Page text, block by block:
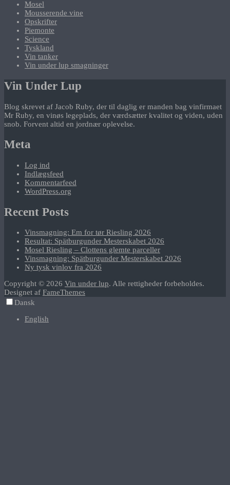
Mosel
Mousserende vine
Opskrifter
Piemonte
Science
Tyskland
Vin tanker
Vin under lup smagninger
Vin Under Lup
Blog skrevet af Jacob Ruby, der til daglig er manden bag vinfirmaet
Mr Ruby, en vinøs legeplads, der værdsætter kvalitet og viden, uden
snob. Forvent altid en jordnær oplevelse.
Meta
Log ind
Indlægsfeed
Kommentarfeed
WordPress.org
Recent Posts
Vinsmagning: Em for tør Riesling 2026
Resultat: Spätburgunder Mesterskabet 2026
Mosel Riesling – Clottens glemte parceller
Vinsmagning: Spätburgunder Mesterskabet 2026
Ny tysk vinlov fra 2026
Copyright © 2026 Vin under lup. Alle rettigheder forbeholdes.
Designet af FameThemes
Dansk
English